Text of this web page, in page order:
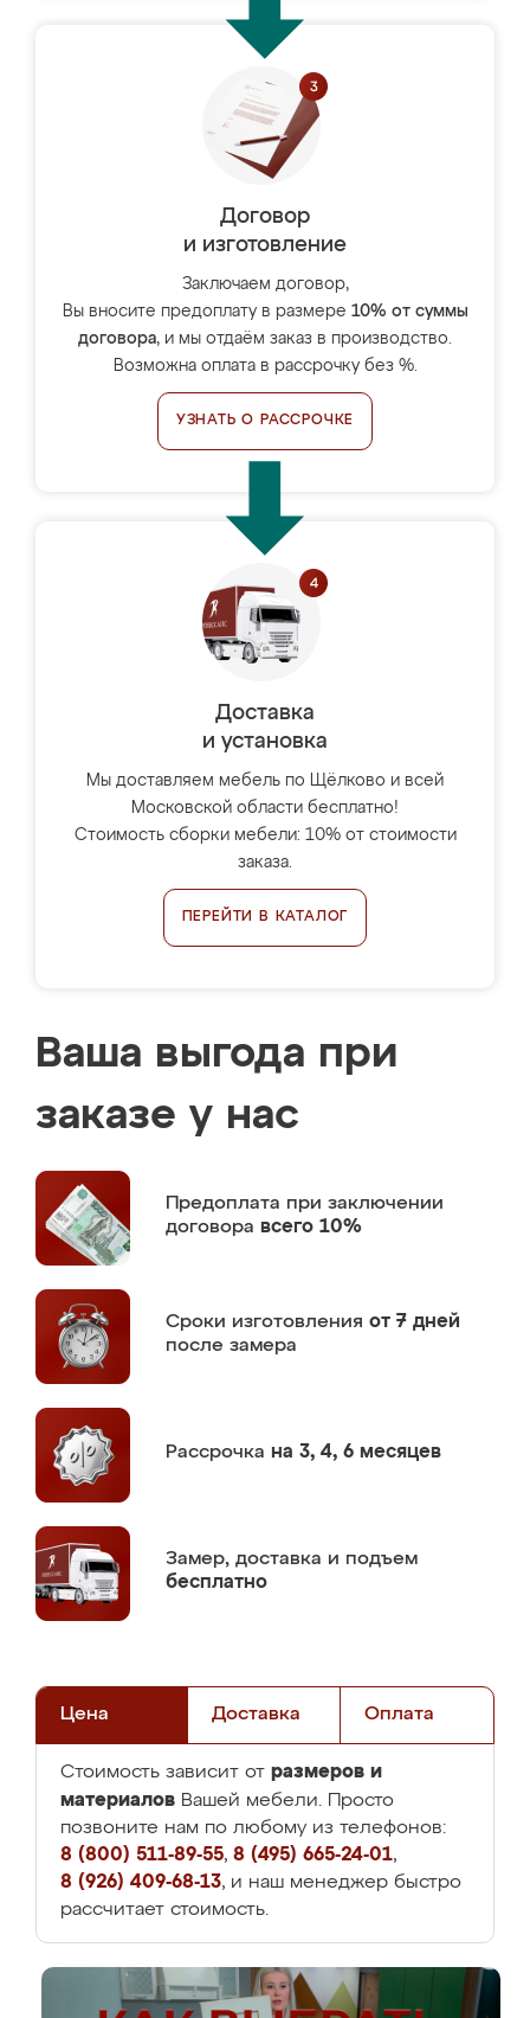
Договор
и изготовление
Заключаем договор,
Вы вносите предоплату в размере 10% от суммы
договора, и мы отдаём заказ в производство.
Возможна оплата в рассрочку без %.
УЗНАТЬ О РАССРОЧКЕ
Доставка
и установка
Мы доставляем мебель по Щёлково и всей
Московской области бесплатно!
Стоимость сборки мебели: 10% от стоимости
заказа.
ПЕРЕЙТИ В КАТАЛОГ
Ваша выгода при
заказе у нас
Предоплата при заключении
договора всего 10%
Сроки изготовления от 7 дней
после замера
Рассрочка на 3, 4, 6 месяцев
Замер, доставка и подъем
бесплатно
Цена Доставка Оплата
Стоимость зависит от размеров и
материалов Вашей мебели. Просто
позвоните нам по любому из телефонов:
8 (800) 511-89-55, 8 (495) 665-24-01,
8 (926) 409-68-13, и наш менеджер быстро
рассчитает стоимость.